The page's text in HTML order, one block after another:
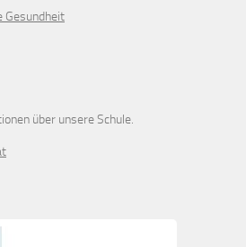
Gesundheit
über unsere Schule.